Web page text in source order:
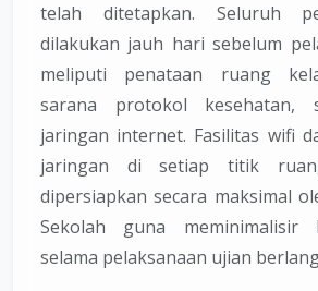
telah ditetapkan. Seluruh
dilakukan jauh hari sebelum
meliputi penataan ruang
sarana protokol kesehatan,
jaringan internet. Fasilitas wifi
jaringan di setiap titik
dipersiapkan secara maksimal
Sekolah guna meminimalisir
selama pelaksanaan ujian